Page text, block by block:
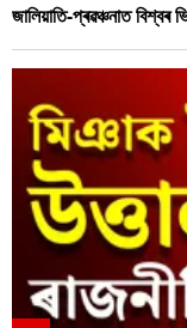
জালিয়াতি-প্ৰৱঞ্চনাত বিশ্বৰ